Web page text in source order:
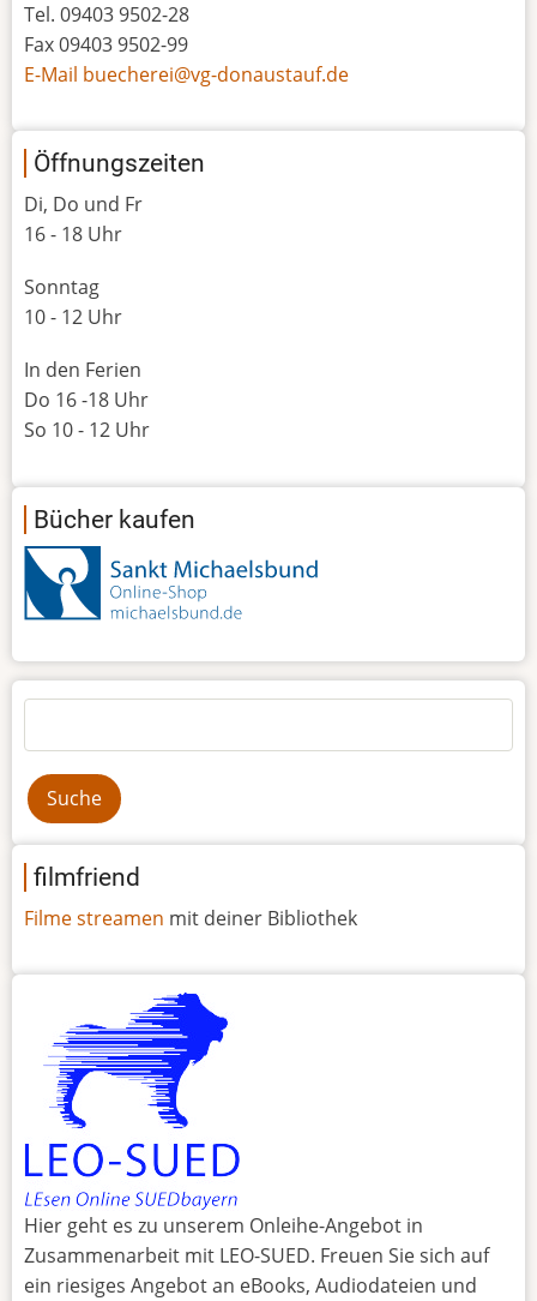
Tel. 09403 9502-28
Fax 09403 9502-99
E-Mail buecherei@vg-donaustauf.de
Öffnungszeiten
Di, Do und Fr
16 - 18 Uhr
Sonntag
10 - 12 Uhr
In den Ferien
Do 16 -18 Uhr
So 10 - 12 Uhr
Bücher kaufen
filmfriend
Filme streamen mit deiner Bibliothek
Hier geht es zu unserem Onleihe-Angebot in
Zusammenarbeit mit LEO-SUED. Freuen Sie sich auf
ein riesiges Angebot an eBooks, Audiodateien und